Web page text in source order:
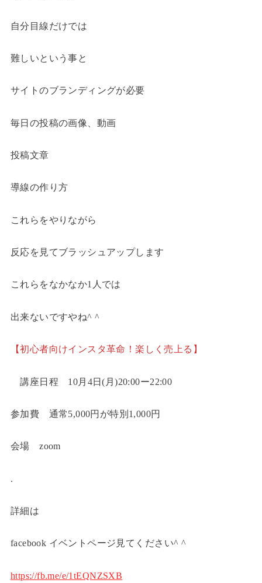
自分目線だけでは
難しいという事と
サイトのブランディングが必要
毎日の投稿の画像、動画
投稿文章
導線の作り方
これらをやりながら
反応を見てブラッシュアップします
これらをなかなか1人では
出来ないですやね^ ^
【初心者向けインスタ革命！楽しく売上る】
講座日程 10月4日(月)20:00ー22:00
参加費 通常5,000円が特別1,000円
会場 zoom
.
詳細は
facebook イベントページ見てください^ ^
https://fb.me/e/1tEQNZSXB